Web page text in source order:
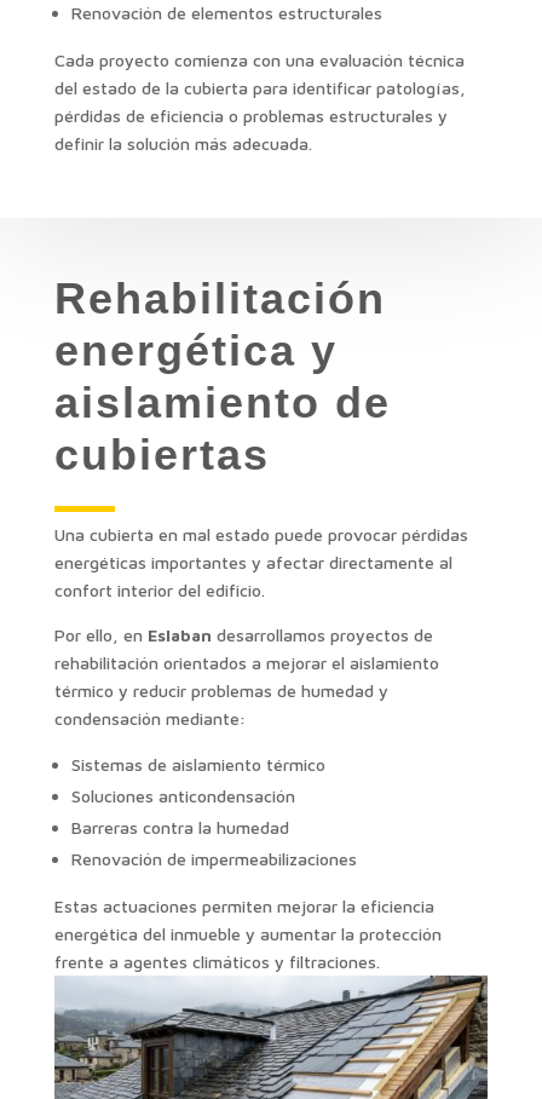
Renovación de elementos estructurales
Cada proyecto comienza con una evaluación técnica
del estado de la cubierta para identificar patologías,
pérdidas de eficiencia o problemas estructurales y
definir la solución más adecuada.
Rehabilitación
energética y
aislamiento de
cubiertas
Una cubierta en mal estado puede provocar pérdidas
energéticas importantes y afectar directamente al
confort interior del edificio.
Por ello, en Eslaban desarrollamos proyectos de
rehabilitación orientados a mejorar el aislamiento
térmico y reducir problemas de humedad y
condensación mediante:
Sistemas de aislamiento térmico
Soluciones anticondensación
Barreras contra la humedad
Renovación de impermeabilizaciones
Estas actuaciones permiten mejorar la eficiencia
energética del inmueble y aumentar la protección
frente a agentes climáticos y filtraciones.